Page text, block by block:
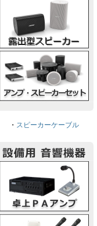
・ スピーカーケーブル